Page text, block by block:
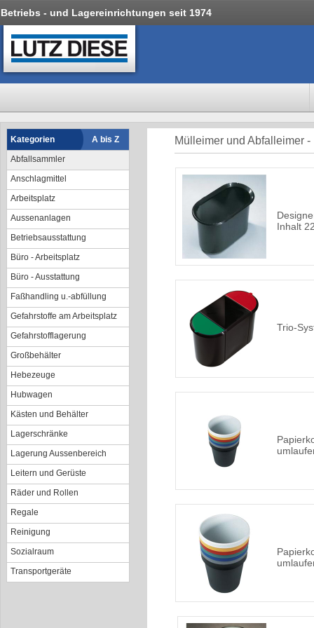
Betriebs - und Lagereinrichtungen seit 1974
Kategorien
A bis Z
Abfallsammler
Anschlagmittel
Arbeitsplatz
Aussenanlagen
Betriebsausstattung
Büro - Arbeitsplatz
Büro - Ausstattung
Faßhandling u.-abfüllung
Gefahrstoffe am Arbeitsplatz
Gefahrstofflagerung
Großbehälter
Hebezeuge
Hubwagen
Kästen und Behälter
Lagerschränke
Lagerung Aussenbereich
Leitern und Gerüste
Räder und Rollen
Regale
Reinigung
Sozialraum
Transportgeräte
Mülleimer und Abfalleimer
Inhalt
Trio-